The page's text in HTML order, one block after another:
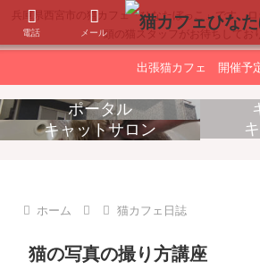
兵庫県西宮市の猫カフェ「ひなたぼっこ」です。
頭の猫スタッフがお待ちしてお
出張猫カフェ 開催予
ポータル
キャットサロン
ホーム 猫カフェ日誌
猫の写真の撮り方講座
電話 メール